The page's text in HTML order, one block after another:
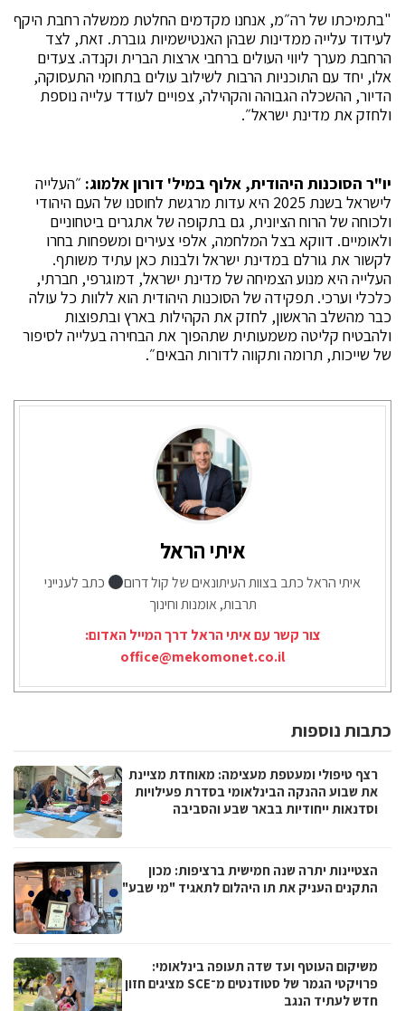
"בתמיכתו של רה״מ, אנחנו מקדמים החלטת ממשלה רחבת היקף
לעידוד עלייה ממדינות שבהן האנטישמיות גוברת. זאת, לצד
הרחבת מערך ליווי העולים ברחבי ארצות הברית וקנדה. צעדים
אלו, יחד עם התוכניות הרבות לשילוב עולים בתחומי התעסוקה,
הדיור, ההשכלה הגבוהה והקהילה, צפויים לעודד עלייה נוספת
ולחזק את מדינת ישראל״.
יו"ר הסוכנות היהודית, אלוף במיל' דורון אלמוג:״העלייה
לישראל בשנת 2025 היא עדות מרגשת לחוסנו של העם היהודי
ולכוחה של הרוח הציונית, גם בתקופה של אתגרים ביטחוניים
ולאומיים. דווקא בצל המלחמה, אלפי צעירים ומשפחות בחרו
לקשור את גורלם במדינת ישראל ולבנות כאן עתיד משותף.
העלייה היא מנוע הצמיחה של מדינת ישראל, דמוגרפי, חברתי,
כלכלי וערכי. תפקידה של הסוכנות היהודית הוא ללוות כל עולה
כבר מהשלב הראשון, לחזק את הקהילות בארץ ובתפוצות
ולהבטיח קליטה משמעותית שתהפוך את הבחירה בעלייה לסיפור
של שייכות, תרומה ותקווה לדורות הבאים״.
איתי הראל
איתי הראל כתב בצוות העיתונאים של קול דרום
כתב לענייני
תרבות, אומנות וחינוך
צור קשר עם איתי הראל דרך המייל האדום:
office@mekomonet.co.il
כתבות נוספות
רצף טיפולי ומעטפת מעצימה: מאוחדת מציינת
את שבוע ההנקה הבינלאומי בסדרת פעילויות
וסדנאות ייחודיות בבאר שבע והסביבה
הצטיינות יתרה שנה חמישית ברציפות: מכון
התקנים העניק את תו היהלום לתאגיד "מי שבע"
משיקום העוטף ועד שדה תעופה בינלאומי:
פרויקטי הגמר של סטודנטים מ־SCE מציגים חזון
חדש לעתיד הנגב